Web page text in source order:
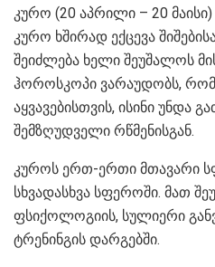
კურო (20 აპრილი – 20 მაისი)
კურო ხშირად ექცევა
შეიძლება ხელი შეუშალოს
ჰოროსკოპი ვარაუდობს,
აყვავებისთვის, ისინი უნდა
შემზღუდველი რწმენისგან.
კუროს ერთ-ერთი მთავარი
სხვადასხვა სფეროში. მათ
ფსიქოლოგიის, სულიერი
ტრენინგის დარგებში.